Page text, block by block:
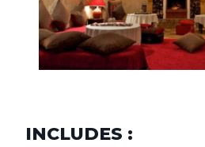
INCLUDES :